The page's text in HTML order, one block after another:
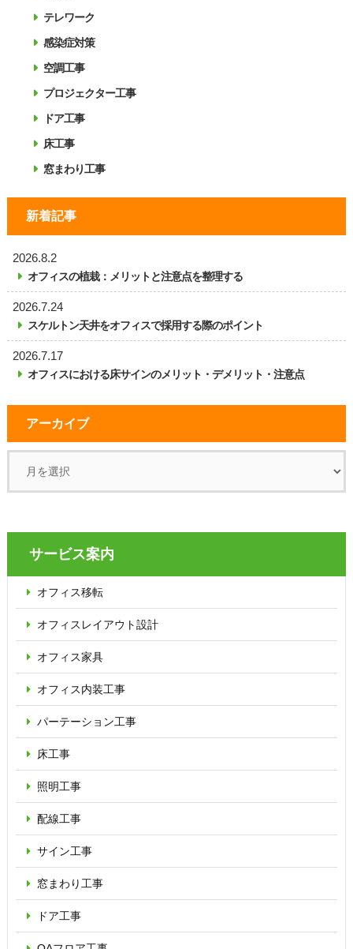
テレワーク
感染症対策
空調工事
プロジェクター工事
ドア工事
床工事
窓まわり工事
新着記事
2026.8.2
オフィスの植栽：メリットと注意点を整理する
2026.7.24
スケルトン天井をオフィスで採用する際のポイント
2026.7.17
オフィスにおける床サインのメリット・デメリット・注意点
アーカイブ
サービス案内
オフィス移転
オフィス レイアウト設計
オフィス家具
オフィス内装工事
パーテーション工事
床工事
照明工事
配線工事
サイン工事
窓まわり工事
ドア工事